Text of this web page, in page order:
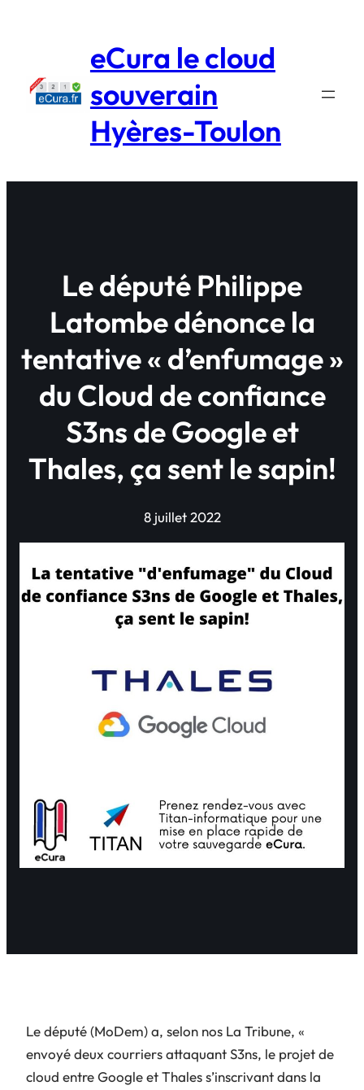
eCura le cloud
souverain
Hyères-Toulon
Le député Philippe
Latombe dénonce la
tentative « d’enfumage »
du Cloud de confiance
S3ns de Google et
Thales, ça sent le sapin!
8 juillet 2022
Le député (MoDem) a, selon nos La Tribune, «
envoyé deux courriers attaquant S3ns, le projet de
cloud entre Google et Thales s’inscrivant dans la